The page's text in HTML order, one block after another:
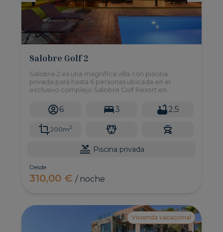
Salobre Golf 2
Salobre 2 es una magnífica villa con piscina
privada para hasta 6 personas ubicada en el
exclusivo complejo Salobre Golf Resort en
jardín, barbacoa y todo lo necesario para disfrutar
de una experiencia vacacional inmejorable.
6 3 2.5
200m2
Piscina privada
Desde
310,00 €/ noche
Vivienda vacacional